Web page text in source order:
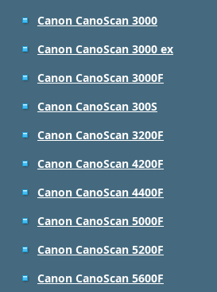
Canon CanoScan 3000
Canon CanoScan 3000 ex
Canon CanoScan 3000F
Canon CanoScan 300S
Canon CanoScan 3200F
Canon CanoScan 4200F
Canon CanoScan 4400F
Canon CanoScan 5000F
Canon CanoScan 5200F
Canon CanoScan 5600F